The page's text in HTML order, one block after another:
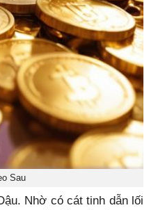
Sau
Nhờ có cát tinh dẫn lối